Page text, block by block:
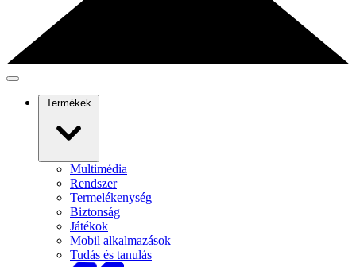
Termékek
Multimédia
Rendszer
Termelékenység
Biztonság
Játékok
Mobil alkalmazások
Tudás és tanulás